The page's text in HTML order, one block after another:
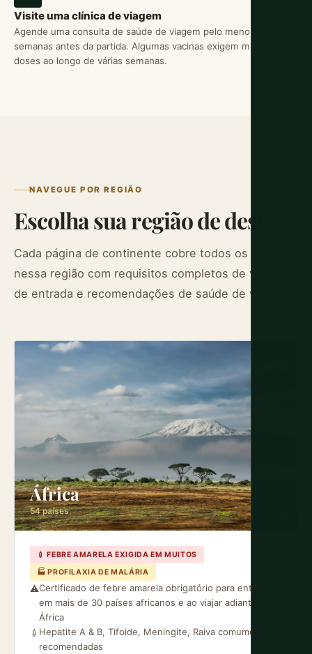
Visite uma clínica de viagem
Agende uma consulta de saúde de viagem pelo menos 6-8
semanas antes da partida. Algumas vacinas exigem múltiplas
doses ao longo de várias semanas.
NAVEGUE POR REGIÃO
Escolha sua região de destino
Cada página de continente cobre todos os países
nessa região com requisitos completos de vacinas
de entrada e recomendações de saúde de viagem.
África
54 países
💉 FEBRE AMARELA EXIGIDA EM MUITOS
🏭 PROFILAXIA DE MALÁRIA
⚠️Certificado de febre amarela obrigatório para entrada
em mais de 30 países africanos e ao viajar adiante da
África
💉 Hepatite A & B, Tifoide, Meningite, Raiva comumente
recomendadas